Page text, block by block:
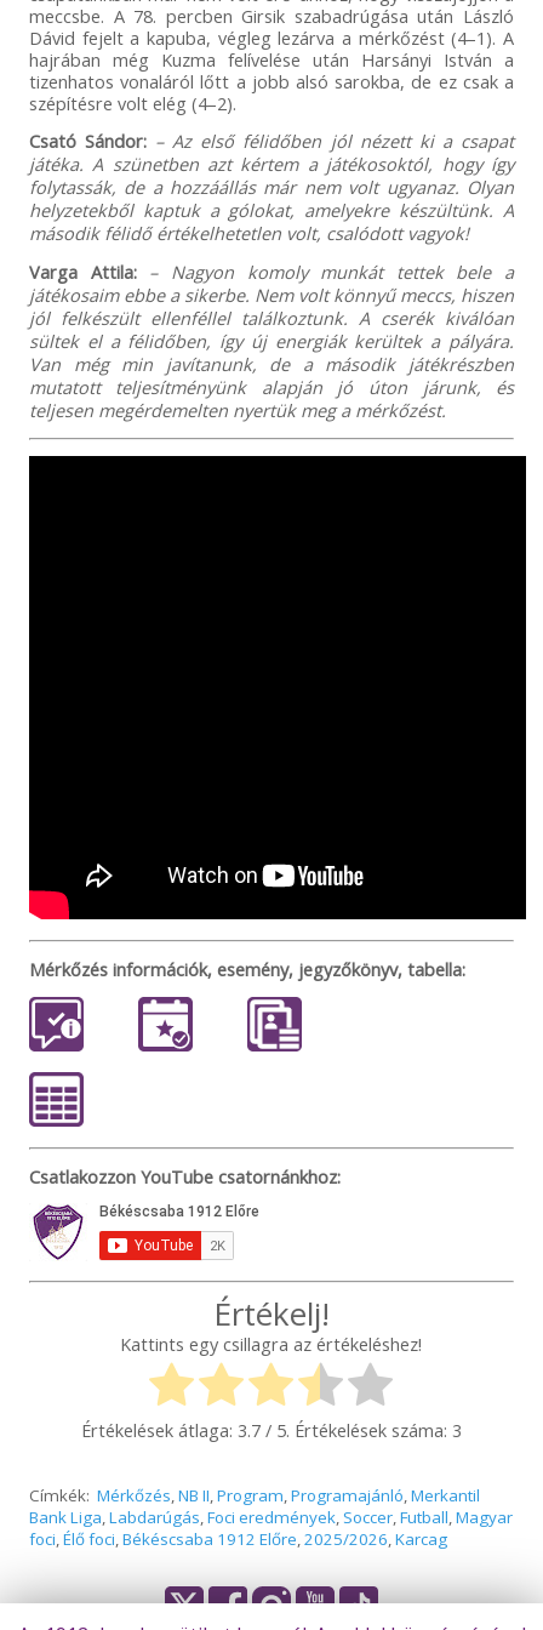
meccsbe. A 78. percben Girsik szabadrúgása után László
Dávid fejelt a kapuba, végleg lezárva a mérkőzést (4–1). A
hajrában még Kuzma felívelése után Harsányi István a
tizenhatos vonaláról lőtt a jobb alsó sarokba, de ez csak a
szépítésre volt elég (4–2).
Csató Sándor: – Az első félidőben jól nézett ki a csapat
játéka. A szünetben azt kértem a játékosoktól, hogy így
folytassák, de a hozzáállás már nem volt ugyanaz. Olyan
helyzetekből kaptuk a gólokat, amelyekre készültünk. A
második félidő értékelhetetlen volt, csalódott vagyok!
Varga Attila: – Nagyon komoly munkát tettek bele a
játékosaim ebbe a sikerbe. Nem volt könnyű meccs, hiszen
jól felkészült ellenféllel találkoztunk. A cserék kiválóan
sültek el a félidőben, így új energiák kerültek a pályára.
Van még min javítanunk, de a második játékrészben
mutatott teljesítményünk alapján jó úton járunk, és
teljesen megérdemelten nyertük meg a mérkőzést.
Mérkőzés információk, esemény, jegyzőkönyv, tabella:
Csatlakozzon YouTube csatornánkhoz:
Értékelj!
Kattints egy csillagra az értékeléshez!
Értékelések átlaga: 3.7/ 5. Értékelések száma: 3
Címkék: Mérkőzés,NB II,Program,Programajánló,Merkantil
Bank Liga,Labdarúgás,Foci eredmények, Soccer,Futball,Magyar
foci,Élő foci,Békéscsaba 1912 Előre,2025/2026,Karcag